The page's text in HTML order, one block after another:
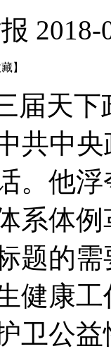
2018-
】
届天
共中
。他
系体
题的
健康
卫公